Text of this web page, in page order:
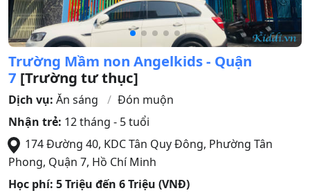
Trường Mầm non Angelkids - Quận
7 [Trường tư thục]
Dịch vụ: Ăn sáng
Đón muộn
Nhận trẻ: 12 tháng - 5 tuổi
174 Đường 40, KDC Tân Quy Đông, Phường Tân
Phong, Quận 7, Hồ Chí Minh
Học phí: 5 Triệu đến 6 Triệu (VNĐ)